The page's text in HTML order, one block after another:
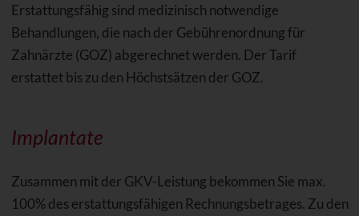
Erstattungsfähig sind medizinisch notwendige
Behandlungen, die nach der Gebührenordnung für
Zahnärzte (GOZ) abgerechnet werden. Der Tarif
erstattet bis zu den Höchstsätzen der GOZ.
Implantate
Zusammen mit der GKV-Leistung bekommen Sie max.
100% des erstattungsfähigen Rechnungsbetrages. Zu den